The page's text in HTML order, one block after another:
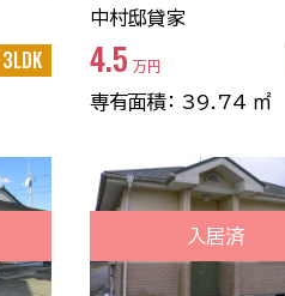
3LDK
中村邸貸家
4.5 万円
専有面積： 39.74 ㎡
入居済